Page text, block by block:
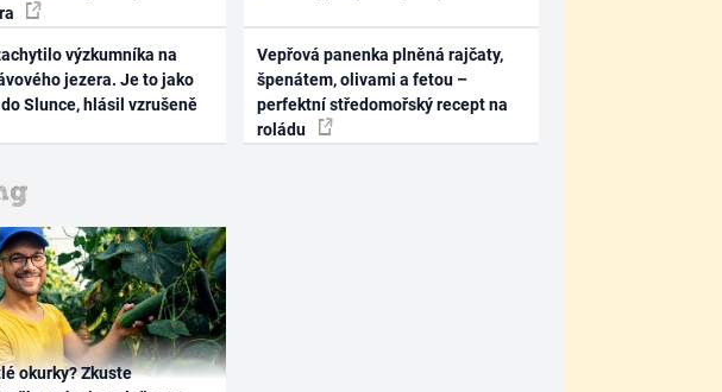
výzkumníka na
jezera. Je to jako
Slunce, hlásil vzrušeně
Vepřová panenka plněná rajčaty,
špenátem, olivami a fetou –
perfektní středomořský recept na
roládu
okurky? Zkuste